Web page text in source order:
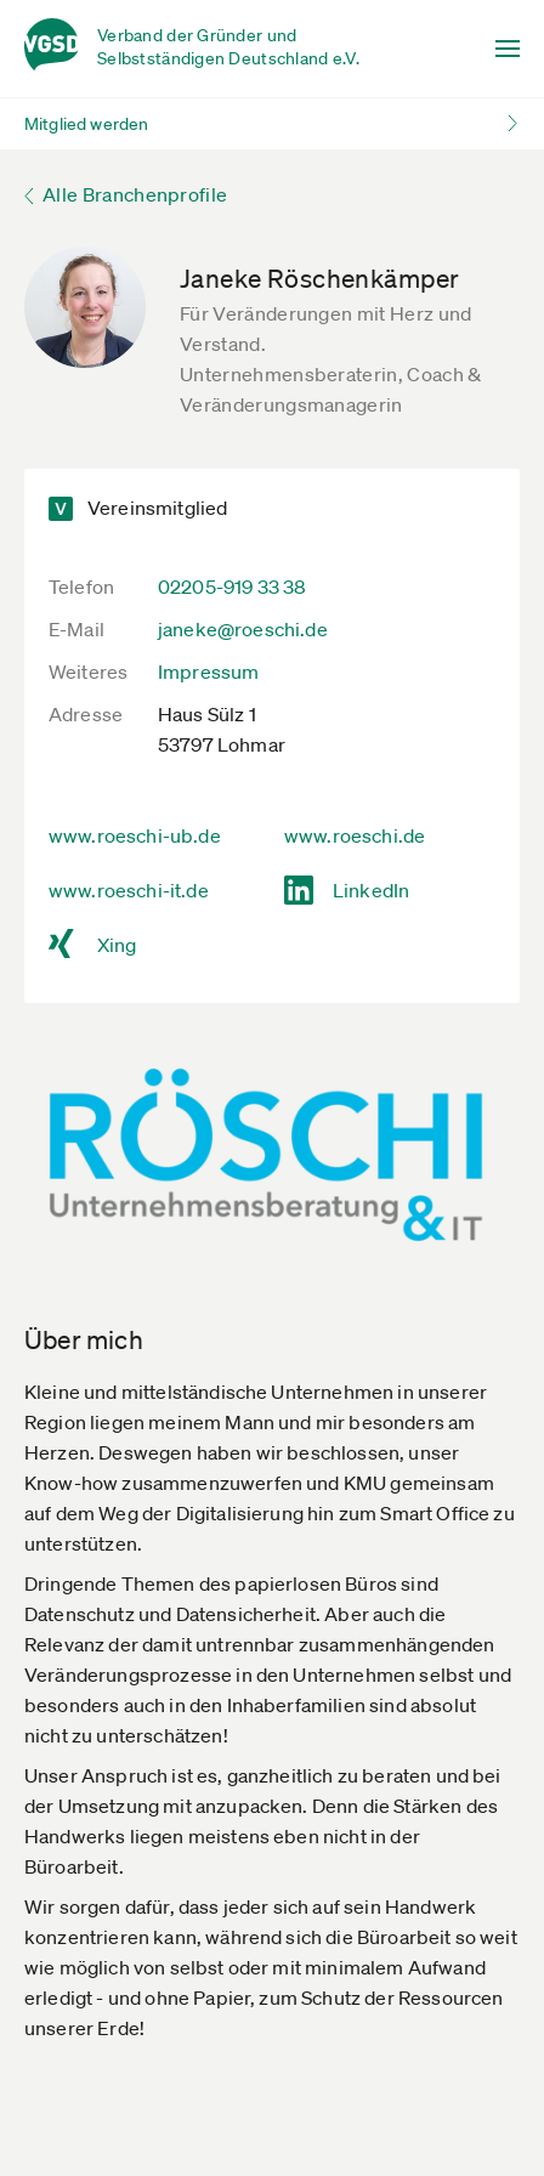
Verband der Gründer und
Selbstständigen Deutschland e.V.
Mitglied werden
Alle Branchenprofile
Janeke Röschenkämper
Für Veränderungen mit Herz und
Verstand.
Unternehmensberaterin, Coach &
Veränderungsmanagerin
Vereinsmitglied
Telefon
02205-919 33 38
E-Mail
janeke@roeschi.de
Weiteres
Impressum
Adresse
Haus Sülz 1
53797 Lohmar
www.roeschi-ub.de www.roeschi.de
www.roeschi-it.de LinkedIn
Xing
Über mich
Kleine und mittelständische Unternehmen in unserer
Region liegen meinem Mann und mir besonders am
Herzen. Deswegen haben wir beschlossen, unser
Know-how zusammenzuwerfen und KMU gemeinsam
auf dem Weg der Digitalisierung hin zum Smart Office zu
unterstützen.
Dringende Themen des papierlosen Büros sind
Datenschutz und Datensicherheit. Aber auch die
Relevanz der damit untrennbar zusammenhängenden
Veränderungsprozesse in den Unternehmen selbst und
besonders auch in den Inhaberfamilien sind absolut
nicht zu unterschätzen!
Unser Anspruch ist es, ganzheitlich zu beraten und bei
der Umsetzung mit anzupacken. Denn die Stärken des
Handwerks liegen meistens eben nicht in der
Büroarbeit.
Wir sorgen dafür, dass jeder sich auf sein Handwerk
konzentrieren kann, während sich die Büroarbeit so weit
wie möglich von selbst oder mit minimalem Aufwand
erledigt - und ohne Papier, zum Schutz der Ressourcen
unserer Erde!